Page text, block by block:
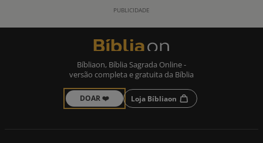
Bíbliaon, Bíblia Sagrada Online -
versão completa e gratuita da Bíblia
DOAR ❤️ Loja Bíbliaon